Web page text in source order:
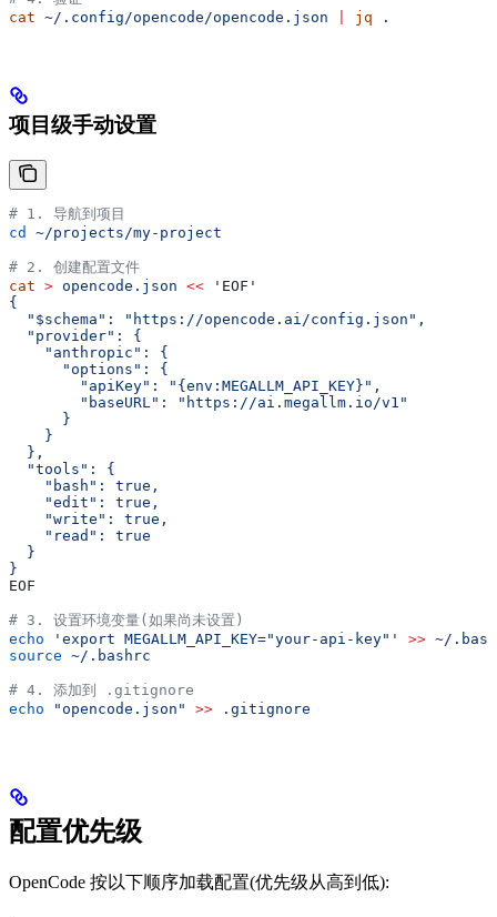
cat ~/.config/opencode/opencode.json jq .
项目级手动设置
# 1. 导航到项目
cd
~/projects/my-project
# 2. 创建配置文件
cat > opencode.json << 'EOF'
{
  "$schema": "https://opencode.ai/config.json",
  "provider": {
    "anthropic": {
      "options": {
        "apiKey": "{env:MEGALLM_API_KEY}",
        "baseURL": "https://ai.megallm.io/v1"
      }
    }
  },
  "tools": {
    "bash": true,
    "edit": true,
    "write": true,
    "read": true
  }
}
EOF
# 3. 设置环境变量(如果尚未设置)
echo 'export MEGALLM_API_KEY="your-api-key"' >> ~/
source ~/.bashrc
# 4. 添加到 .gitignore
echo "opencode.json" >> .gitignore
配置优先级
OpenCode 按以下顺序加载配置(优先级从高到低):